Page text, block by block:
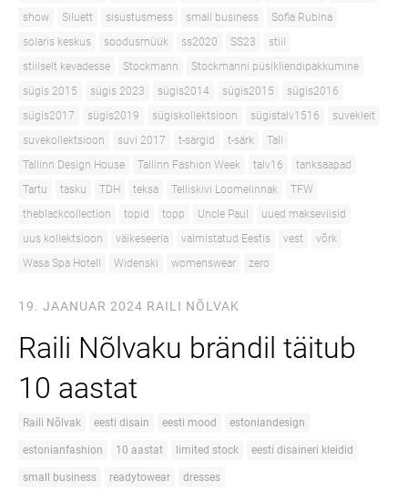
show
Siluett sisustusmess small business
Sofia Rubina
solaris keskus
soodusmüük ss2020 SS23
stiil
stiilselt kevadesse
Stockmann
Stockmanni püsikliendipakkumine
sügis 2015
sügis 2023 sügis2014 sügis2015
sügis2016
sügis2017
sügis2019 sügiskollektsioon sügistalv1516
suvekleit
suvekollektsioon
suvi 2017 t-särgid t-särk
Tali
Tallinn Design House
Tallinn Fashion Week talv16
tanksaapad
Tartu
tasku TDH teksa Telliskivi Loomelinnak
TFW
theblackcollection
topid topp Uncle Paul
uued makseviisid
uus kollektsioon
väikeseeria valmistatud Eestis vest
võrk
Wasa Spa Hotell
Widenski womenswear zero
19. JAANUAR 2024 RAILI NÕLVAK
Raili Nõlvaku brändil täitub
10 aastat
Raili Nõlvak eesti disain eesti mood estoniandesign
estonianfashion 10 aastat limited stock eesti disaineri kleidid
small business readytowear dresses